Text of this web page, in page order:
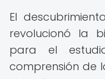
El
revolucionó la
para el
comprensión de